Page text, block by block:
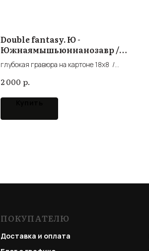
Double fantasy. Ю -
Южнаямышьюннанозавр /
Double fantasy. U
глубокая гравюра на картоне 18x8 /
2 000 р.
ПОКУПАТЕЛЮ
Доставка и оплата